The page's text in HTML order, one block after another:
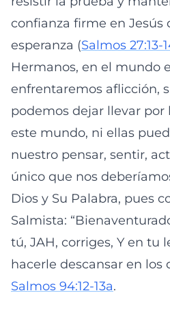
confianza firme en Jesús
esperanza (Salmos 27:13-
Hermanos, en el mundo
enfrentaremos aflicción,
podemos dejar llevar por
este mundo, ni ellas
nuestro pensar, sentir,
único que nos
Dios y Su Palabra, pues
Salmista:
tú, JAH, corriges, Y en tu
hacerle descansar en los
Salmos 94:12-13a.